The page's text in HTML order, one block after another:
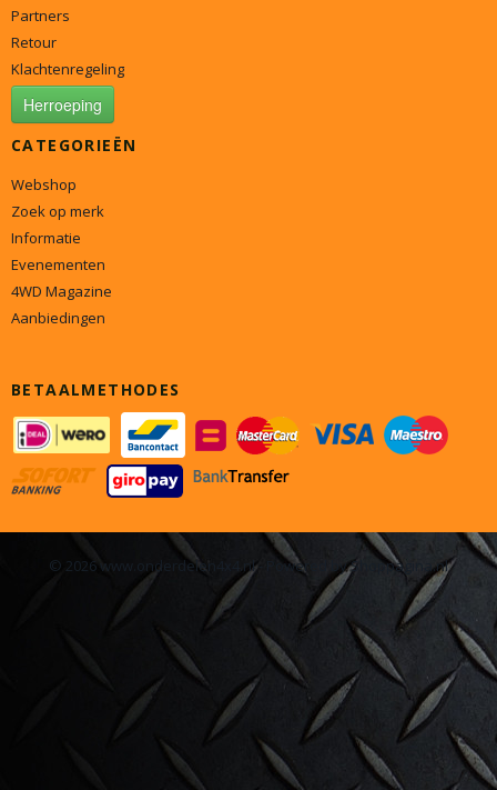
Partners
Retour
Klachtenregeling
Herroeping
CATEGORIEËN
Webshop
Zoek op merk
Informatie
Evenementen
4WD Magazine
Aanbiedingen
BETAALMETHODES
© 2026 www.onderdelen4x4.nl - Powered by Shoppagina.nl